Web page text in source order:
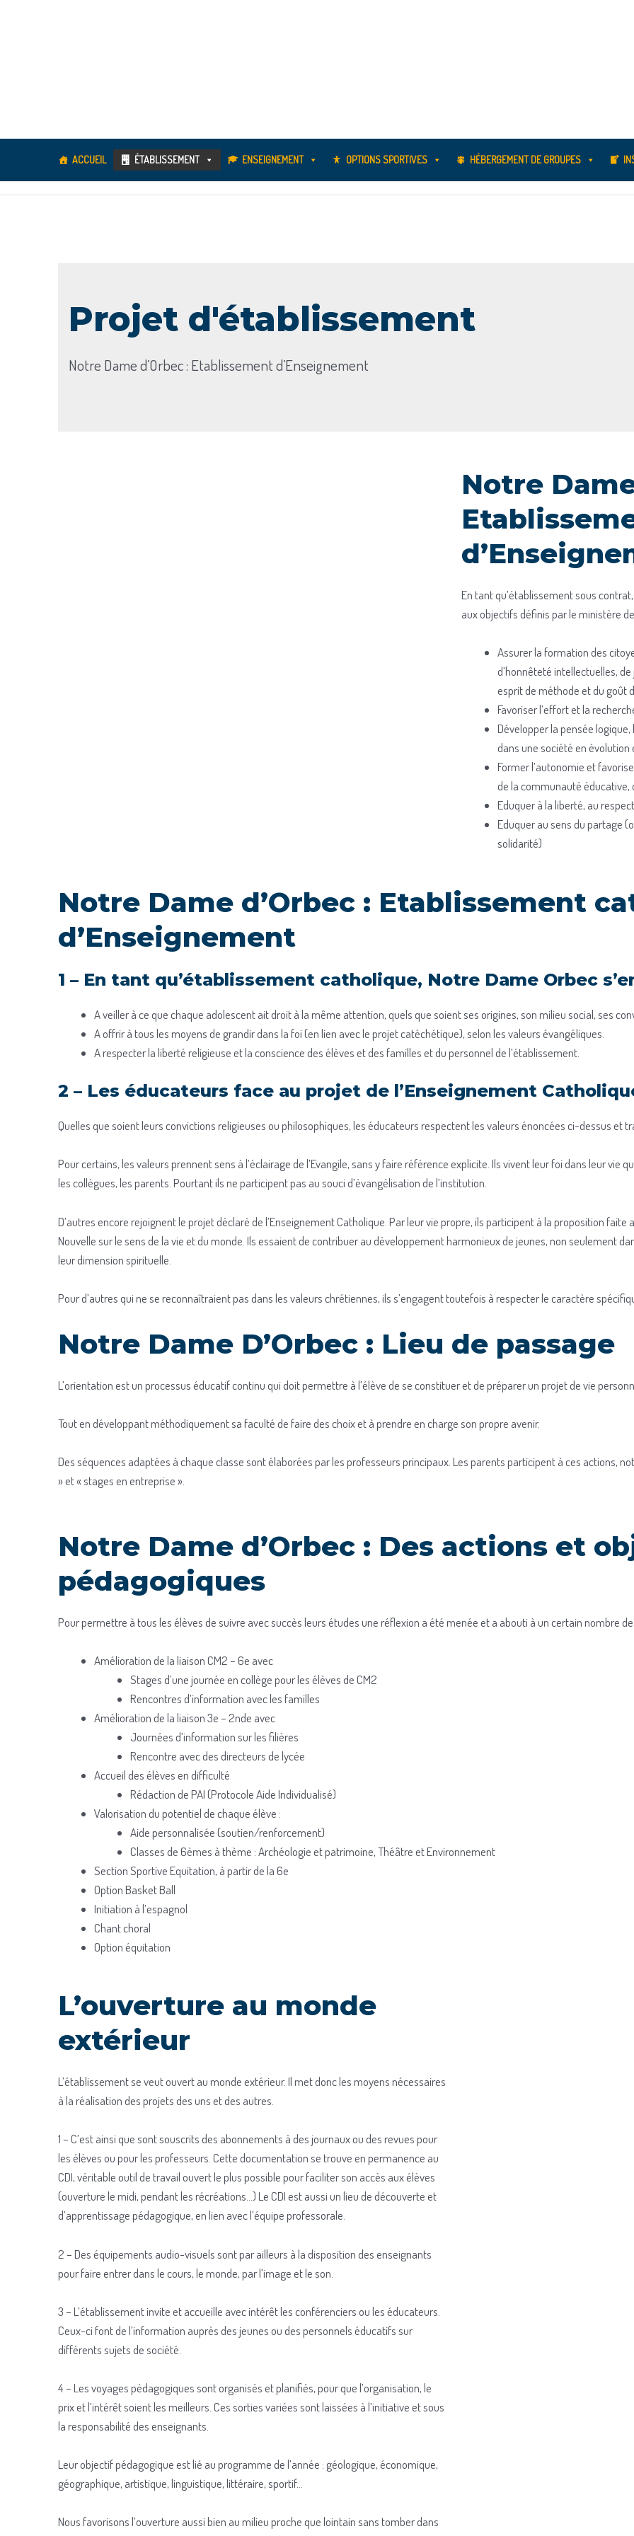
ACCUEIL ÉTABLISSEMENT ENSEIGNEMENT OPTIONS SPORTIVES HÉBERGEMENT DE GROUPES
Projet d'établissement
Notre Dame d’Orbec : Etablissement d’Enseignement
Notre
En tant qu’établissement sous
aux objectifs définis par le ministère
Assurer la formation des
d’honnêteté intellectuelles,
esprit de méthode et du goût
Favoriser l’effort et la
Développer la pensée
dans une société en
Former l’autonomie et
de la communauté éducative,
Eduquer à la liberté, au
Eduquer au sens du partage
solidarité)
Notre Dame d’Orbec : Etablissement
d’Enseignement
1 – En tant qu’établissement catholique, Notre Dame Orbec
A veiller à ce que chaque adolescent ait droit à la même attention, quels que soient ses origines, son milieu social, ses
A offrir à tous les moyens de grandir dans la foi (en lien avec le projet catéchétique), selon les valeurs évangéliques.
A respecter la liberté religieuse et la conscience des élèves et des familles et du personnel de l’établissement.
2 – Les éducateurs face au projet de l’Enseignement
Quelles que soient leurs convictions religieuses ou philosophiques, les éducateurs respectent les valeurs énoncées ci-dessus et
Pour certains, les valeurs prennent sens à l’éclairage de l’Evangile, sans y faire référence explicite. Ils vivent leur foi dans leur vie
les collègues, les parents. Pourtant ils ne participent pas au souci d’évangélisation de l’institution.
D’autres encore rejoignent le projet déclaré de l’Enseignement Catholique. Par leur vie propre, ils participent à la proposition
Nouvelle sur le sens de la vie et du monde. Ils essaient de contribuer au développement harmonieux de jeunes, non seulement
leur dimension spirituelle.
Pour d’autres qui ne se reconnaîtraient pas dans les valeurs chrétiennes, ils s’engagent toutefois à respecter le caractère
Notre Dame D’Orbec : Lieu de passage
L’orientation est un processus éducatif continu qui doit permettre à l’élève de se constituer et de préparer un projet de vie
Tout en développant méthodiquement sa faculté de faire des choix et à prendre en charge son propre avenir.
Des séquences adaptées à chaque classe sont élaborées par les professeurs principaux. Les parents participent à ces actions,
» et « stages en entreprise ».
Notre Dame d’Orbec : Des actions et
pédagogiques
Pour permettre à tous les élèves de suivre avec succès leurs études une réflexion a été menée et a abouti à un certain nombre
Amélioration de la liaison CM2 – 6e avec
Stages d’une journée en collège pour les élèves de CM2
Rencontres d’information avec les familles
Amélioration de la liaison 3e – 2nde avec
Journées d’information sur les filières
Rencontre avec des directeurs de lycée
Accueil des élèves en difficulté
Rédaction de PAI (Protocole Aide Individualisé)
Valorisation du potentiel de chaque élève :
Aide personnalisée (soutien/renforcement)
Classes de 6èmes à thème : Archéologie et patrimoine, Théâtre et Environnement
Section Sportive Equitation, à partir de la 6e
Option Basket Ball
Initiation à l’espagnol
Chant choral
Option équitation
L’ouverture au monde
extérieur
L’établissement se veut ouvert au monde extérieur. Il met donc les moyens nécessaires
à la réalisation des projets des uns et des autres.
1 – C’est ainsi que sont souscrits des abonnements à des journaux ou des revues pour
les élèves ou pour les professeurs. Cette documentation se trouve en permanence au
CDI, véritable outil de travail ouvert le plus possible pour faciliter son accès aux élèves
(ouverture le midi, pendant les récréations…) Le CDI est aussi un lieu de découverte et
d’apprentissage pédagogique, en lien avec l’équipe professorale.
2 – Des équipements audio-visuels sont par ailleurs à la disposition des enseignants
pour faire entrer dans le cours, le monde, par l’image et le son.
3 – L’établissement invite et accueille avec intérêt les conférenciers ou les éducateurs.
Ceux-ci font de l’information auprès des jeunes ou des personnels éducatifs sur
différents sujets de société.
4 – Les voyages pédagogiques sont organisés et planifiés, pour que l’organisation, le
prix et l’intérêt soient les meilleurs. Ces sorties variées sont laissées à l’initiative et sous
la responsabilité des enseignants.
Leur objectif pédagogique est lié au programme de l’année : géologique, économique,
géographique, artistique, linguistique, littéraire, sportif…
Nous favorisons l’ouverture aussi bien au milieu proche que lointain sans tomber dans